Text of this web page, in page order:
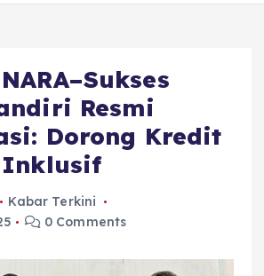
Resmi
Dorong Kredit
Inklusif
Kabar Terkini
0 Comments